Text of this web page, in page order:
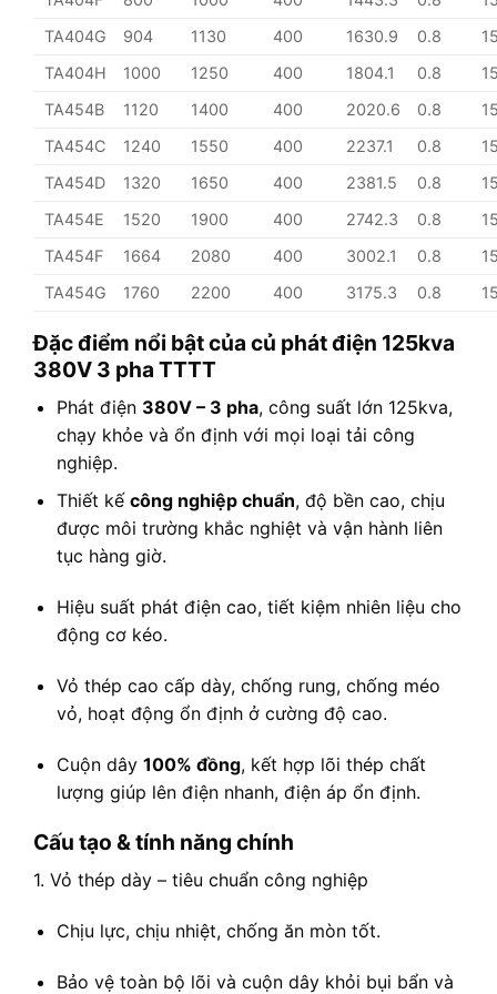
TA404G
904 1130 400 1630.9 0.8
TA404H
1000 1250 400 1804.1 0.8
TA454B
1120 1400 400 2020.6 0.8
TA454C
1240 1550 400 2237.1 0.8
TA454D
1320 1650 400 2381.5 0.8
TA454E
1520 1900 400 2742.3 0.8
TA454F
1664 2080 400 3002.1 0.8
TA454G
1760 2200 400 3175.3 0.8
Đặc điểm nổi bật của củ phát điện 125kva
380V 3 pha TTTT
Phát điện 380V – 3 pha, công suất lớn 125kva,
chạy khỏe và ổn định với mọi loại tải công
nghiệp.
Thiết kế công nghiệp chuẩn, độ bền cao, chịu
được môi trường khắc nghiệt và vận hành liên
tục hàng giờ.
Hiệu suất phát điện cao, tiết kiệm nhiên liệu cho
động cơ kéo.
Vỏ thép cao cấp dày, chống rung, chống méo
vỏ, hoạt động ổn định ở cường độ cao.
Cuộn dây 100% đồng, kết hợp lõi thép chất
lượng giúp lên điện nhanh, điện áp ổn định.
Cấu tạo & tính năng chính
1. Vỏ thép dày – tiêu chuẩn công nghiệp
Chịu lực, chịu nhiệt, chống ăn mòn tốt.
Bảo vệ toàn bộ lõi và cuộn dây khỏi bụi bẩn và